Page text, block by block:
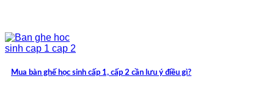
Mua bàn ghế học sinh cấp 1, cấp 2 cần lưu ý điều gì?